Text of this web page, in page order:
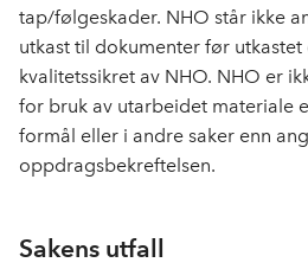
tap/følgeskader. NHO står ikke
utkast til dokumenter før
kvalitetssikret av NHO. NHO er
for bruk av utarbeidet materiale
formål eller i andre saker enn
oppdragsbekreftelsen.
Sakens utfall